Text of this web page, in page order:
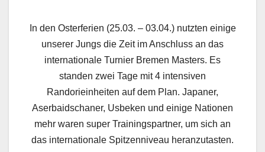
In den Osterferien (25.03. – 03.04.) nutzten einige
unserer Jungs die Zeit im Anschluss an das
internationale Turnier Bremen Masters. Es
standen zwei Tage mit 4 intensiven
Randorieinheiten auf dem Plan. Japaner,
Aserbaidschaner, Usbeken und einige Nationen
mehr waren super Trainingspartner, um sich an
das internationale Spitzenniveau heranzutasten.